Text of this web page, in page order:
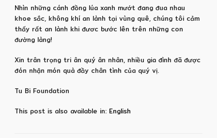
Nhìn những cánh đồng lúa xanh mướt đang đua nhau
khoe sắc, không khí an lành tại vùng quê, chúng tôi cảm
thấy rất an lành khi đươc bước lên trên những con
đường làng!
Xin trân trọng tri ân quý ân nhân, nhiều gia đình đã được
đón nhận món quà đầy chân tình của quý vị.
Tu Bi Foundation
This post is also available in: English